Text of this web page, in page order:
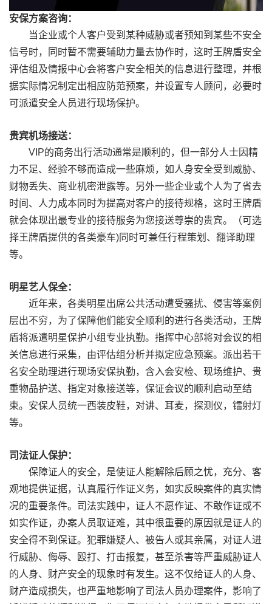
安保方案咨询：
当企业或个人客户受到某种威胁或者预知到某些不安全
信号时，同时暂不需要辅助力量去协作时，这时王牌盾安全
评估组及情报中心会将客户安全相关的信息进行整理，并根
据实际情况制定出相应防范预案，并设置专人顾问，必要时
可派遣安全人员进行现场保护。
贵宾机场接送：
VIP的商务出行活动通常是顺利的，但一部分人士因精
力不足、经验不够而造成一些麻烦，如人身安全受到威胁、
财物丢失、商业机密泄露等。另外一些企业或个人为了省去
时间、人力成本同时为提高对客户的接待规格，这时王牌盾
就会体现出最专业的接待服务为您接送尊崇的贵宾。（可选
择王牌盾提供的各类豪车)同时可兼任行程策划、翻译助理
等。
明星艺人保全：
近年来，各类明星出席公共活动遭受骚扰、侵害等案例
层出不穷，为了保障他们能安全顺利的进行各类活动，王牌
盾将派遣明星保护小组专业执勤。指挥中心部将对会议的相
关信息进行采集，由评估组分析并拟定应急预案。派出若干
名安全助理进行现场安保执勤，含入会安检、现场维护、贵
重物品护送、指定对象接送等，保证会议的顺利启动至结
束。安保人员统一西装皮鞋，对讲、耳麦，探测仪，镭射灯
等。
司法证人保护：
保障证人的安全，是使证人能解除后顾之忧，充分、客
观地提供证据，认真履行作证义务，如实反映案件的真实情
况的重要条件。司法实践中，证人不愿作证、不敢作证或不
如实作证，办案人员取证难，其中很重要的原因就是证人的
安全得不到保证。犯罪嫌疑人、被告人或其亲属，对证人进
行威胁、侮辱、殴打、打击报复，甚至杀害等严重威胁证人
的人身、财产安全的现象时有发生。这不仅给证人的人身、
财产造成损失，也严重地影响了司法人员办理案件，影响了